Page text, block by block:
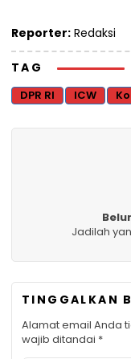
Reporter: Redaksi
TAG
DPR RI ICW
Jadilah
TINGGALKAN
Alamat email Anda
wajib ditandai *